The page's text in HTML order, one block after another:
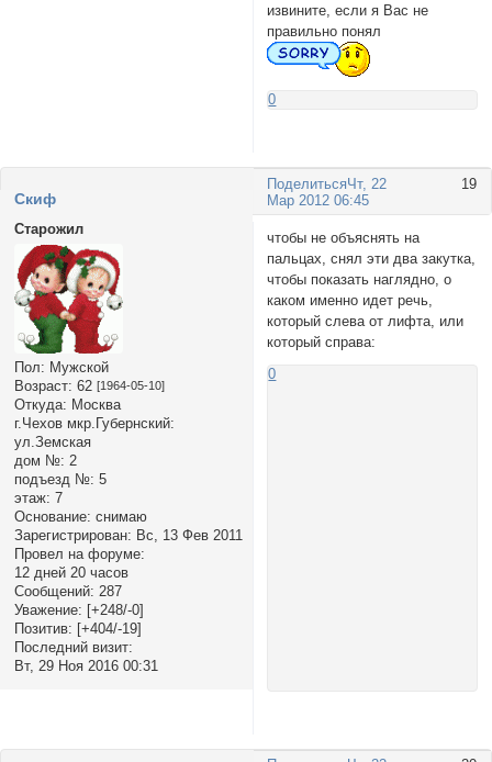
извините, если я Вас не
правильно понял
0
Поделиться 19
Чт, 22
Мар 2012 06:45
Cкиф
Старожил
Пол: Мужской
Возраст: 62 [1964-05-10]
Откуда: Москва
г.Чехов мкр.Губернский:
ул.Земская
дом №: 2
подъезд №: 5
этаж: 7
Основание: снимаю
Зарегистрирован: Вс, 13 Фев 2011
Провел на форуме:
12 дней 20 часов
Сообщений: 287
Уважение: [+248/-0]
Позитив: [+404/-19]
Последний визит:
Вт, 29 Ноя 2016 00:31
чтобы не объяснять на
пальцах, снял эти два закутка,
чтобы показать наглядно, о
каком именно идет речь,
который слева от лифта, или
который справа:
0